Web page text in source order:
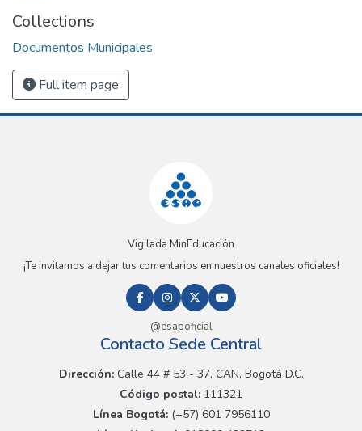
Collections
Documentos Municipales
Full item page
Vigilada MinEducación
¡Te invitamos a dejar tus comentarios en nuestros canales oficiales!
@esapoficial
Contacto Sede Central
Dirección:Calle 44 # 53 - 37, CAN, Bogotá D.C.
Código postal: 111321
Línea Bogotá:(+57) 601 7956110